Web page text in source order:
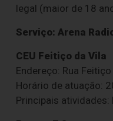
legal (maior de 18
Serviço: Arena
CEU Feitiço da Vila
Endereço: Rua
Horário de atuação:
Principais atividades: